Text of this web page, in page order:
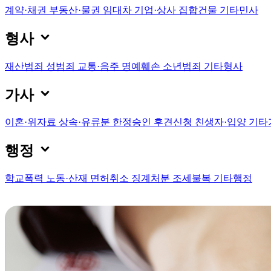
계약·채권 부동산·물권 임대차 기업·상사 집합건물 기타민사
형사 
재산범죄 성범죄 교통·음주 명예훼손 소년범죄 기타형사
가사 
이혼·위자료 상속·유류분 한정승인 후견신청 친생자·입양 기타
행정 
학교폭력 노동·산재 면허취소 징계처분 조세불복 기타행정